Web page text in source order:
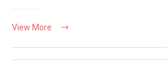
View More